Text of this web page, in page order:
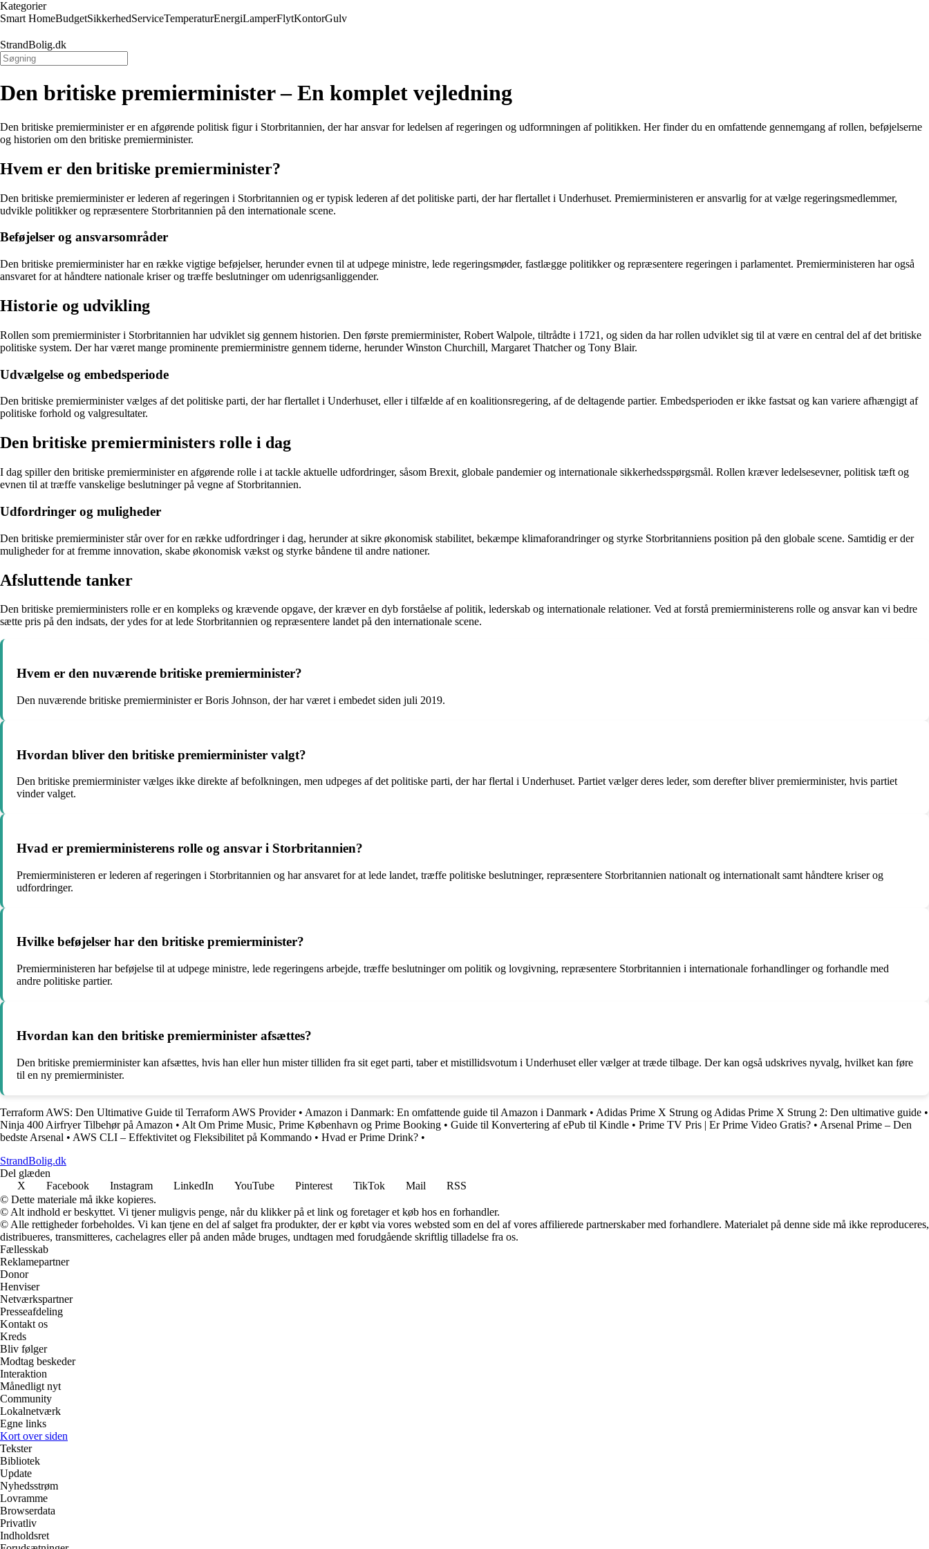
Kategorier
Smart HomeBudgetSikkerhedServiceTemperaturEnergiLamperFlytKontorGulv
StrandBolig.dk
Den britiske premierminister – En komplet vejledning
Den britiske premierminister er en afgørende politisk figur i Storbritannien, der har ansvar for ledelsen af regeringen og udformningen af politikken. Her finder du en omfattende gennemgang af rollen, beføjelserne
og historien om den britiske premierminister.
Hvem er den britiske premierminister?
Den britiske premierminister er lederen af regeringen i Storbritannien og er typisk lederen af det politiske parti, der har flertallet i Underhuset. Premierministeren er ansvarlig for at vælge regeringsmedlemmer,
udvikle politikker og repræsentere Storbritannien på den internationale scene.
Beføjelser og ansvarsområder
Den britiske premierminister har en række vigtige beføjelser, herunder evnen til at udpege ministre, lede regeringsmøder, fastlægge politikker og repræsentere regeringen i parlamentet. Premierministeren har også
ansvaret for at håndtere nationale kriser og træffe beslutninger om udenrigsanliggender.
Historie og udvikling
Rollen som premierminister i Storbritannien har udviklet sig gennem historien. Den første premierminister, Robert Walpole, tiltrådte i 1721, og siden da har rollen udviklet sig til at være en central del af det britiske
politiske system. Der har været mange prominente premierministre gennem tiderne, herunder Winston Churchill, Margaret Thatcher og Tony Blair.
Udvælgelse og embedsperiode
Den britiske premierminister vælges af det politiske parti, der har flertallet i Underhuset, eller i tilfælde af en koalitionsregering, af de deltagende partier. Embedsperioden er ikke fastsat og kan variere afhængigt af
politiske forhold og valgresultater.
Den britiske premierministers rolle i dag
I dag spiller den britiske premierminister en afgørende rolle i at tackle aktuelle udfordringer, såsom Brexit, globale pandemier og internationale sikkerhedsspørgsmål. Rollen kræver ledelsesevner, politisk tæft og
evnen til at træffe vanskelige beslutninger på vegne af Storbritannien.
Udfordringer og muligheder
Den britiske premierminister står over for en række udfordringer i dag, herunder at sikre økonomisk stabilitet, bekæmpe klimaforandringer og styrke Storbritanniens position på den globale scene. Samtidig er der
muligheder for at fremme innovation, skabe økonomisk vækst og styrke båndene til andre nationer.
Afsluttende tanker
Den britiske premierministers rolle er en kompleks og krævende opgave, der kræver en dyb forståelse af politik, lederskab og internationale relationer. Ved at forstå premierministerens rolle og ansvar kan vi bedre
sætte pris på den indsats, der ydes for at lede Storbritannien og repræsentere landet på den internationale scene.
Hvem er den nuværende britiske premierminister?
Den nuværende britiske premierminister er Boris Johnson, der har været i embedet siden juli 2019.
Hvordan bliver den britiske premierminister valgt?
Den britiske premierminister vælges ikke direkte af befolkningen, men udpeges af det politiske parti, der har flertal i Underhuset. Partiet vælger deres leder, som derefter bliver premierminister, hvis partiet
vinder valget.
Hvad er premierministerens rolle og ansvar i Storbritannien?
Premierministeren er lederen af regeringen i Storbritannien og har ansvaret for at lede landet, træffe politiske beslutninger, repræsentere Storbritannien nationalt og internationalt samt håndtere kriser og
udfordringer.
Hvilke beføjelser har den britiske premierminister?
Premierministeren har beføjelse til at udpege ministre, lede regeringens arbejde, træffe beslutninger om politik og lovgivning, repræsentere Storbritannien i internationale forhandlinger og forhandle med
andre politiske partier.
Hvordan kan den britiske premierminister afsættes?
Den britiske premierminister kan afsættes, hvis han eller hun mister tilliden fra sit eget parti, taber et mistillidsvotum i Underhuset eller vælger at træde tilbage. Der kan også udskrives nyvalg, hvilket kan føre
til en ny premierminister.
Terraform AWS: Den Ultimative Guide til Terraform AWS Provider• Amazon i Danmark: En omfattende guide til Amazon i Danmark • Adidas Prime X Strung og Adidas Prime X Strung 2: Den ultimative guide •
Ninja 400 Airfryer Tilbehør på Amazon • Alt Om Prime Music, Prime København og Prime Booking • Guide til Konvertering af ePub til Kindle • Prime TV Pris | Er Prime Video Gratis? • Arsenal Prime – Den
bedste Arsenal • AWS CLI – Effektivitet og Fleksibilitet på Kommando • Hvad er Prime Drink? •
StrandBolig.dk
Del glæden
X
Facebook Instagram LinkedIn YouTube Pinterest TikTok Mail
RSS
© Dette materiale må ikke kopieres.
© Alt indhold er beskyttet. Vi tjener muligvis penge, når du klikker på et link og foretager et køb hos en forhandler.
© Alle rettigheder forbeholdes. Vi kan tjene en del af salget fra produkter, der er købt via vores websted som en del af vores affilierede partnerskaber med forhandlere. Materialet på denne side må ikke reproduceres,
distribueres, transmitteres, cachelagres eller på anden måde bruges, undtagen med forudgående skriftlig tilladelse fra os.
Fællesskab
Reklamepartner
Donor
Henviser
Netværkspartner
Presseafdeling
Kontakt os
Kreds
Bliv følger
Modtag beskeder
Interaktion
Månedligt nyt
Community
Lokalnetværk
Egne links
Kort over siden
Tekster
Bibliotek
Update
Nyhedsstrøm
Lovramme
Browserdata
Privatliv
Indholdsret